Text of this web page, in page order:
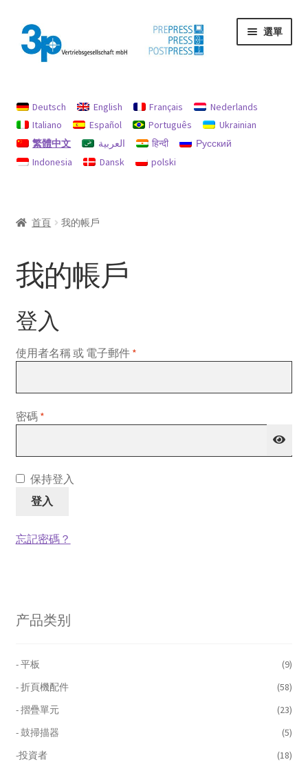
跳
至
導
跳
至
主
容
選單
印記
我的帳戶
退款和退貨政策
Deutsch English Français
Nederlands
Italiano
Español Português
Ukrainian
繁體中文
العربية हिन्दी
Русский
Indonesia
Dansk polski
首頁 我的帳戶
我的帳戶
登入
使用者名稱 或 電子郵件 *必
密碼 *必
保持登入
登入
忘記密碼？
产品类别
- 平板
(9)
- 折頁機配件
(58)
- 摺疊單元
(23)
- 鼓掃描器
(5)
-投資者
(18)